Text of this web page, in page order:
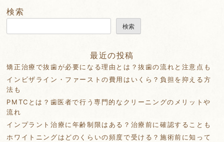
ー
シ
ョ
検索
検索
最近の投稿
矯正治療で抜歯が必要になる理由とは？抜歯の流れと注意点も
インビザライン・ファーストの費用はいくら？負担を抑える方
法も
PMTCとは？歯医者で行う専門的なクリーニングのメリットや
流れ
インプラント治療に年齢制限はある？治療前に確認することも
ホワイトニングはどのくらいの頻度で受ける？施術前に知って